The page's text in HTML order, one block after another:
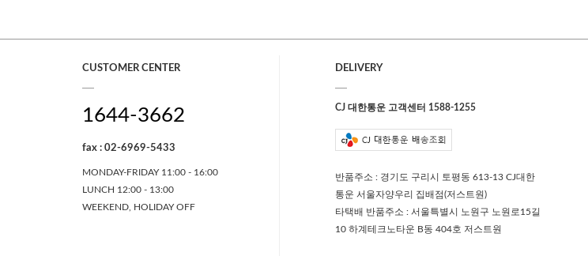
CUSTOMER CENTER
1644-3662
fax : 02-6969-5433
MONDAY-FRIDAY 11:00 - 16:00
LUNCH 12:00 - 13:00
WEEKEND, HOLIDAY OFF
DELIVERY
CJ 대한통운 고객센터 1588-1255
반품주소 : 경기도 구리시 토평동 613-13 CJ대한
통운 서울자양우리 집배점(저스트원)
타택배 반품주소 : 서울특별시 노원구 노원로15길
10 하계테크노타운 B동 404호 저스트원